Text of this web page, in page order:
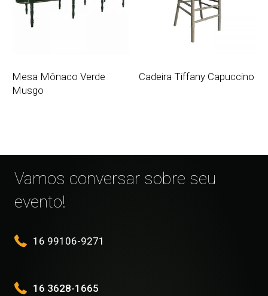
Mesa Mônaco Verde
Musgo
Cadeira Tiffany Capuccino
Vamos conversar sobre seu
evento!
16 99106-9271
16 3628-1665